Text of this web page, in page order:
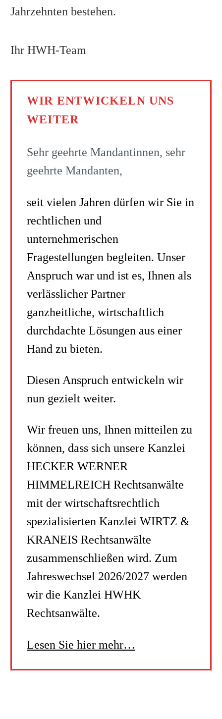
Jahrzehnten bestehen.
Ihr HWH-Team
WIR ENTWICKELN UNS
WEITER
Sehr geehrte Mandantinnen, sehr
geehrte Mandanten,
seit vielen Jahren dürfen wir Sie in
rechtlichen und
unternehmerischen
Fragestellungen begleiten. Unser
Anspruch war und ist es, Ihnen als
verlässlicher Partner
ganzheitliche, wirtschaftlich
durchdachte Lösungen aus einer
Hand zu bieten.
Diesen Anspruch entwickeln wir
nun gezielt weiter.
Wir freuen uns, Ihnen mitteilen zu
können, dass sich unsere Kanzlei
HECKER WERNER
HIMMELREICH Rechtsanwälte
mit der wirtschaftsrechtlich
spezialisierten Kanzlei WIRTZ &
KRANEIS Rechtsanwälte
zusammenschließen wird. Zum
Jahreswechsel 2026/2027 werden
wir die Kanzlei HWHK
Rechtsanwälte.
Lesen Sie hier mehr…